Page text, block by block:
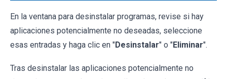
En la ventana para desinstalar programas, revise si hay
aplicaciones potencialmente no deseadas, seleccione
esas entradas y haga clic en "Desinstalar" o "Eliminar".
Tras desinstalar las aplicaciones potencialmente no